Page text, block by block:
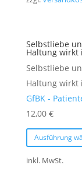
Selbstliebe
Haltung wirkt
Selbstliebe
Haltung wirkt
GfBK -
12,00 €
Ausführung
inkl. MwSt.